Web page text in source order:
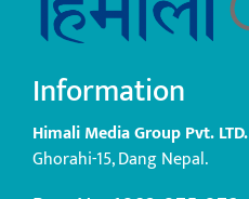
Information
Himali Media Group Pvt. LTD.
Ghorahi-15, Dang Nepal.